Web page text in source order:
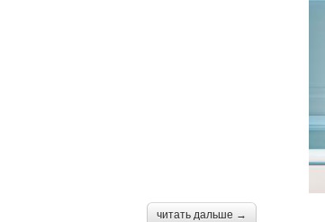
читать дальше →